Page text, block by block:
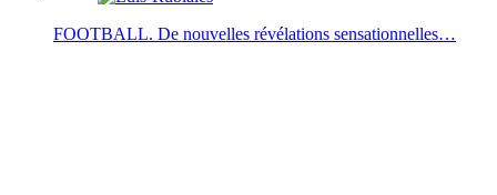
FOOTBALL. De nouvelles révélations sensationnelles…